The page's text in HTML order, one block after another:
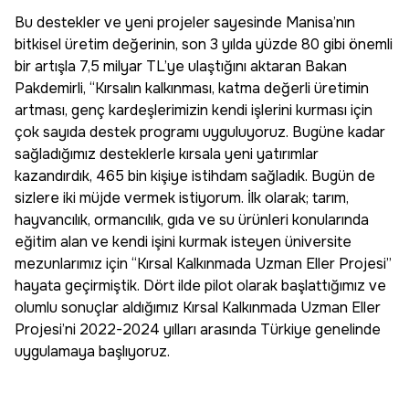
Bu destekler ve yeni projeler sayesinde Manisa’nın
bitkisel üretim değerinin, son 3 yılda yüzde 80 gibi önemli
bir artışla 7,5 milyar TL’ye ulaştığını aktaran Bakan
Pakdemirli, “Kırsalın kalkınması, katma değerli üretimin
artması, genç kardeşlerimizin kendi işlerini kurması için
çok sayıda destek programı uyguluyoruz. Bugüne kadar
sağladığımız desteklerle kırsala yeni yatırımlar
kazandırdık, 465 bin kişiye istihdam sağladık. Bugün de
sizlere iki müjde vermek istiyorum. İlk olarak; tarım,
hayvancılık, ormancılık, gıda ve su ürünleri konularında
eğitim alan ve kendi işini kurmak isteyen üniversite
mezunlarımız için “Kırsal Kalkınmada Uzman Eller Projesi”
hayata geçirmiştik. Dört ilde pilot olarak başlattığımız ve
olumlu sonuçlar aldığımız Kırsal Kalkınmada Uzman Eller
Projesi’ni 2022-2024 yılları arasında Türkiye genelinde
uygulamaya başlıyoruz.